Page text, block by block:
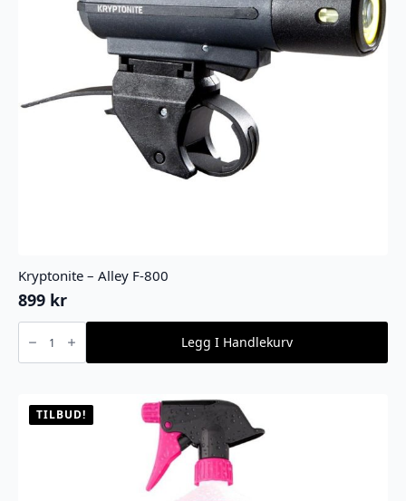
Kryptonite – Alley F-800
899 kr
Kryptonite
Alley
F-
Legg I Handlekurv
TILBUD!